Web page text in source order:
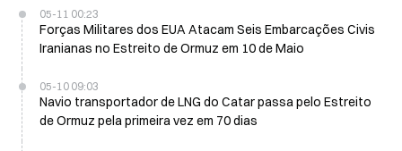
05-11 00:23
Forças Militares dos EUA Atacam Seis Embarcações Civis
Iranianas no Estreito de Ormuz em 10 de Maio
05-10 09:03
Navio transportador de LNG do Catar passa pelo Estreito
de Ormuz pela primeira vez em 70 dias